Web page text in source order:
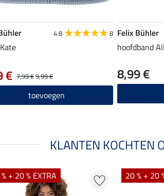
4.8 8
7,99 €9,99 €
€
toevoegen
Felix Bühler
hoofdband
8,99 €
KLANTEN KOCHTEN
+ 20 % EXTRA 20 % + 20